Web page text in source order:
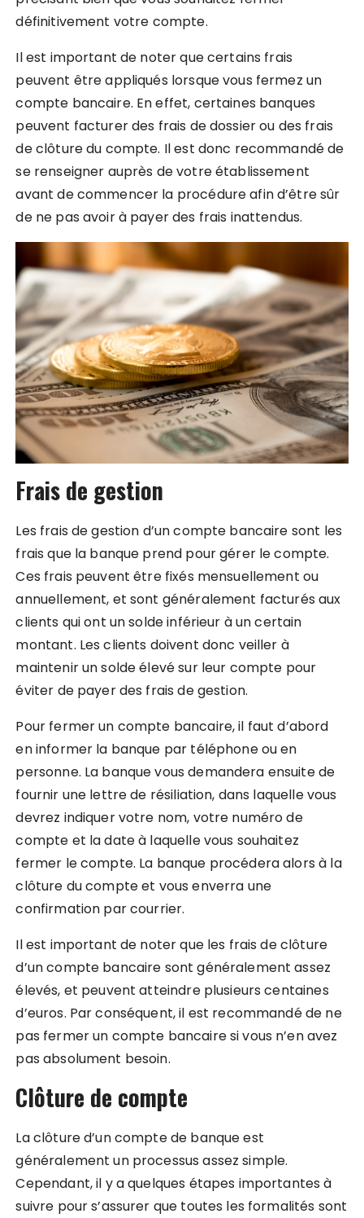
définitivement votre compte.
Il est important de noter que certains frais
peuvent être appliqués lorsque vous fermez un
compte bancaire. En effet, certaines banques
peuvent facturer des frais de dossier ou des frais
de clôture du compte. Il est donc recommandé de
se renseigner auprès de votre établissement
avant de commencer la procédure afin d’être sûr
de ne pas avoir à payer des frais inattendus.
Frais de gestion
Les frais de gestion d’un compte bancaire sont les
frais que la banque prend pour gérer le compte.
Ces frais peuvent être fixés mensuellement ou
annuellement, et sont généralement facturés aux
clients qui ont un solde inférieur à un certain
montant. Les clients doivent donc veiller à
maintenir un solde élevé sur leur compte pour
éviter de payer des frais de gestion.
Pour fermer un compte bancaire, il faut d’abord
en informer la banque par téléphone ou en
personne. La banque vous demandera ensuite de
fournir une lettre de résiliation, dans laquelle vous
devrez indiquer votre nom, votre numéro de
compte et la date à laquelle vous souhaitez
fermer le compte. La banque procédera alors à la
clôture du compte et vous enverra une
confirmation par courrier.
Il est important de noter que les frais de clôture
d’un compte bancaire sont généralement assez
élevés, et peuvent atteindre plusieurs centaines
d’euros. Par conséquent, il est recommandé de ne
pas fermer un compte bancaire si vous n’en avez
pas absolument besoin.
Clôture de compte
La clôture d’un compte de banque est
généralement un processus assez simple.
Cependant, il y a quelques étapes importantes à
suivre pour s’assurer que toutes les formalités sont